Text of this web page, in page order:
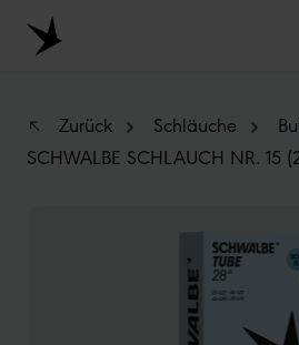
Zum Hauptinhalt springen
RECYCLING
GRÖSSENBEZEICHNUNG
Zurück Schläuche
SCHWALBE SCHLAUCH NR. 15